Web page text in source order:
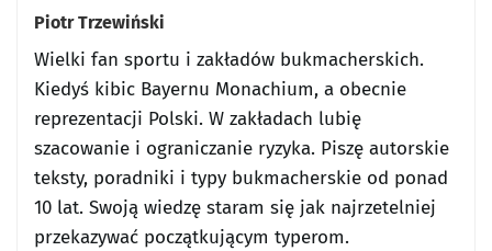
Piotr Trzewiński
Wielki fan sportu i zakładów bukmacherskich.
Kiedyś kibic Bayernu Monachium, a obecnie
reprezentacji Polski. W zakładach lubię
szacowanie i ograniczanie ryzyka. Piszę autorskie
teksty, poradniki i typy bukmacherskie od ponad
10 lat. Swoją wiedzę staram się jak najrzetelniej
przekazywać początkującym typerom.